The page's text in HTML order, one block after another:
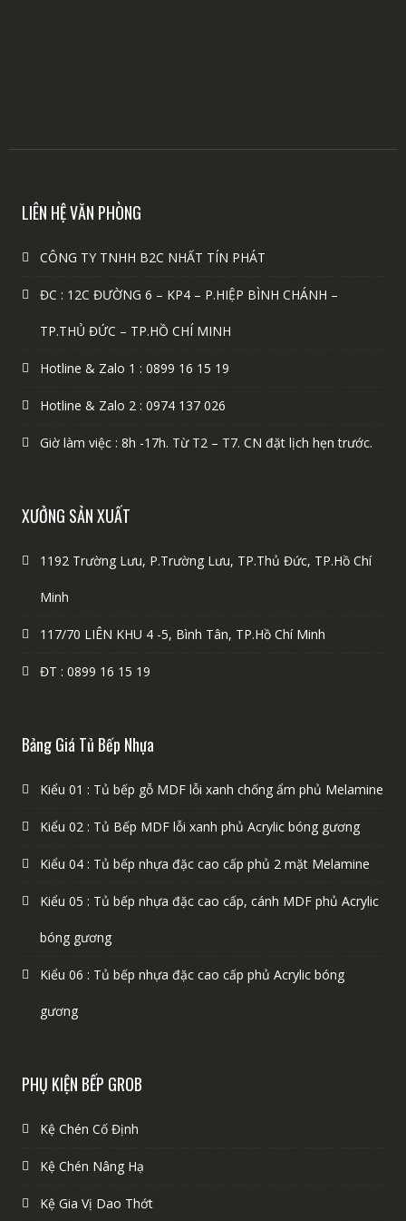
LIÊN HỆ VĂN PHÒNG
CÔNG TY TNHH B2C NHẤT TÍN PHÁT
ĐC : 12C ĐƯỜNG 6 – KP4 – P.HIỆP BÌNH CHÁNH –
TP.THỦ ĐỨC – TP.HỒ CHÍ MINH
Hotline & Zalo 1 : 0899 16 15 19
Hotline & Zalo 2 : 0974 137 026
Giờ làm việc : 8h -17h. Từ T2 – T7. CN đặt lịch hẹn trước.
XƯỞNG SẢN XUẤT
1192 Trường Lưu, P.Trường Lưu, TP.Thủ Đức, TP.Hồ Chí
Minh
117/70 LIÊN KHU 4 -5, Bình Tân, TP.Hồ Chí Minh
ĐT : 0899 16 15 19
Bảng Giá Tủ Bếp Nhựa
Kiểu 01 : Tủ bếp gỗ MDF lỗi xanh chống ẩm phủ Melamine
Kiểu 02 : Tủ Bếp MDF lỗi xanh phủ Acrylic bóng gương
Kiểu 04 : Tủ bếp nhựa đặc cao cấp phủ 2 mặt Melamine
Kiểu 05 : Tủ bếp nhựa đặc cao cấp, cánh MDF phủ Acrylic
bóng gương
Kiểu 06 : Tủ bếp nhựa đặc cao cấp phủ Acrylic bóng
gương
PHỤ KIỆN BẾP GROB
Kệ Chén Cố Định
Kệ Chén Nâng Hạ
Kệ Gia Vị Dao Thớt